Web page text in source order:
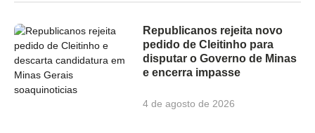
Republicanos rejeita novo
pedido de Cleitinho para
disputar o Governo de Minas
e encerra impasse
4 de agosto de 2026